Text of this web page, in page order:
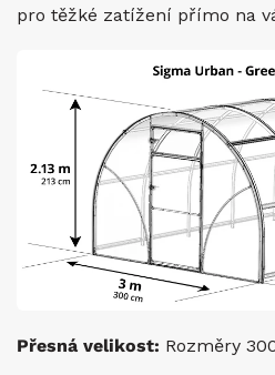
pro těžké zatížení přímo na
Přesná velikost: Rozměry